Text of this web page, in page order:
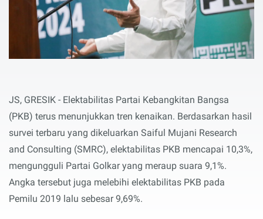
JS, GRESIK - Elektabilitas Partai Kebangkitan Bangsa
(PKB) terus menunjukkan tren kenaikan. Berdasarkan hasil
survei terbaru yang dikeluarkan Saiful Mujani Research
and Consulting (SMRC), elektabilitas PKB mencapai 10,3%,
mengungguli Partai Golkar yang meraup suara 9,1%.
Angka tersebut juga melebihi elektabilitas PKB pada
Pemilu 2019 lalu sebesar 9,69%.